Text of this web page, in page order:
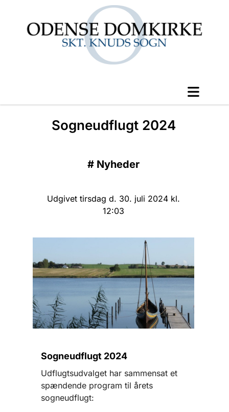
Sogneudflugt 2024
# Nyheder
Udgivet tirsdag d. 30. juli 2024 kl.
12:03
Sogneudflugt 2024
Udflugtsudvalget har sammensat et
spændende program til årets
sogneudflugt: